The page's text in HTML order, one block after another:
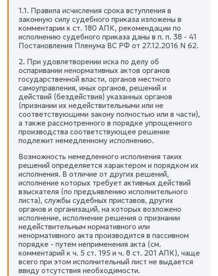
1.1. Правила исчисления срока вступления в
законную силу судебного приказа изложены в
комментарии к ст. 180 АПК, рекомендации по
исполнению судебного приказа даны в п. п. 38 - 41
Постановления Пленума ВС РФ от 27.12.2016 N 62.
2. При удовлетворении иска по делу об
оспаривании ненормативных актов органов
государственной власти, органов местного
самоуправления, иных органов, решений и
действий (бездействия) указанных органов
(признании их недействительными или не
соответствующими закону полностью или в части),
а также рассмотренного в порядке упрощенного
производства соответствующее решение
подлежит немедленному исполнению.
Возможность немедленного исполнения таких
решений определяется характером и порядком их
исполнения. В отличие от других решений,
исполнение которых требует активных действий
взыскателя (по предъявлению исполнительного
листа), службы судебных приставов, других
органов и организаций, на которых возложено
исполнение, исполнение решения о признании
недействительным нормативного или
ненормативного акта производится в пассивном
порядке - путем неприменения акта (см.
комментарий к ч. 5 ст. 195 и ч. 8 ст. 201 АПК), чаще
всего при этом исполнительный лист не выдается
ввиду отсутствия необходимости.